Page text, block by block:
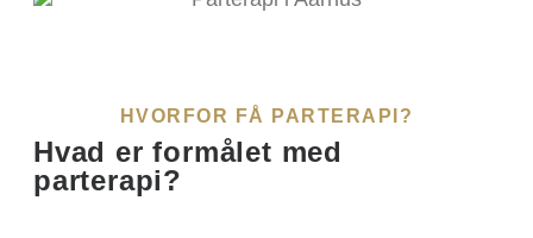
HVORFOR FÅ PARTERAPI?
Hvad er formålet med
parterapi?